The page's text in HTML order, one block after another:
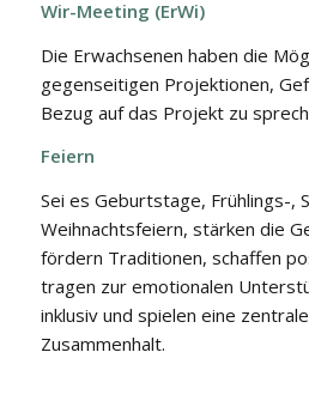
Wir-Meeting (ErWi)
Die Erwachsenen haben die
gegenseitigen Projektionen,
Bezug auf das Projekt zu
Feiern
Sei es Geburtstage, Frühlings-,
Weihnachtsfeiern, stärken die
fördern Traditionen, schaffen
tragen zur emotionalen
inklusiv und spielen eine
Zusammenhalt.